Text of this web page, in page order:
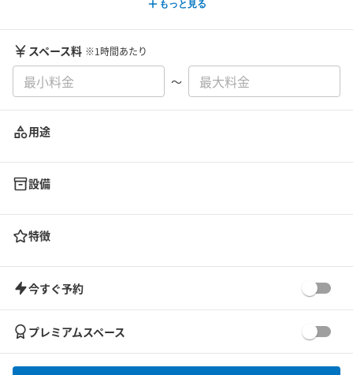
もっと見る
スペース料 ※1時間あたり
〜
用途
設備
特徴
今すぐ予約
プレミアムスペース